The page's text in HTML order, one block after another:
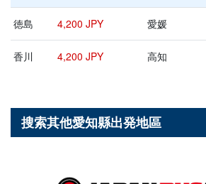
徳島 4,200 JPY 愛媛
香川 4,200 JPY 高知
搜索其他愛知縣出発地區